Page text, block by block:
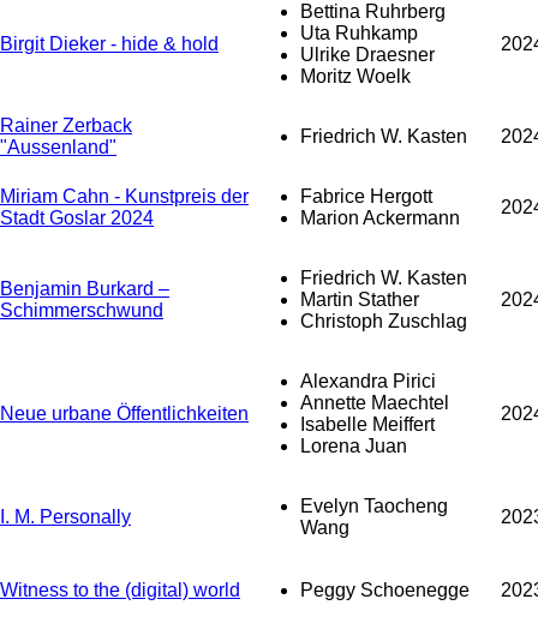
Birgit Dieker - hide & hold
Bettina Ruhrberg
Uta Ruhkamp
Ulrike Draesner
Moritz Woelk
Rainer Zerback
"Aussenland"
Friedrich W. Kasten
Miriam Cahn - Kunstpreis der
Stadt Goslar 2024
Fabrice Hergott
Marion Ackermann
Benjamin Burkard –
Schimmerschwund
Friedrich W. Kasten
Martin Stather
Christoph Zuschlag
Neue urbane Öffentlichkeiten
Alexandra Pirici
Annette Maechtel
Isabelle Meiffert
Lorena Juan
I. M. Personally
Evelyn Taocheng
Wang
Witness to the (digital) world Peggy Schoenegge